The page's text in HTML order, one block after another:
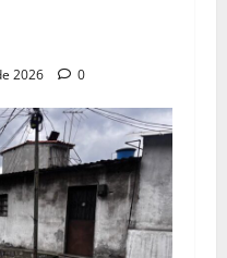
2026 0